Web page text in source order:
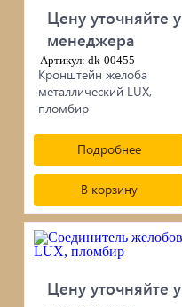
Цену уточняйте у
менеджера
Артикул: dk-00455
Кронштейн желоба
металлический LUX,
пломбир
Подробнее
В корзину
Цену уточняйте у